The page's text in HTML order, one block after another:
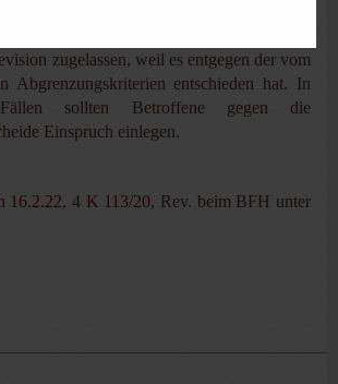
zugelassen, weil es entgegen der vom
Abgrenzungskriterien entschieden hat. In
Fällen sollten Betroffene gegen die
Einspruch einlegen.
16.2.22, 4 K 113/20, Rev. beim BFH unter